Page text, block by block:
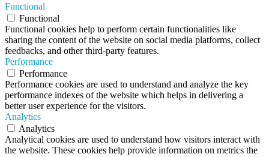
Functional
Functional
Functional cookies help to perform certain functionalities like
sharing the content of the website on social media platforms, collect
feedbacks, and other third-party features.
Performance
Performance
Performance cookies are used to understand and analyze the key
performance indexes of the website which helps in delivering a
better user experience for the visitors.
Analytics
Analytics
Analytical cookies are used to understand how visitors interact with
the website. These cookies help provide information on metrics the